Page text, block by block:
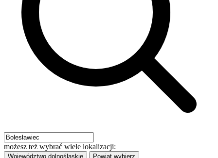
możesz też wybrać wiele lokalizacji:
Województwo dolnośląskie Powiat wybierz